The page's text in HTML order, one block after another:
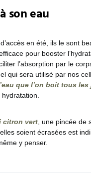
son eau
en été, ils le sont
pour booster
l’absorption par le
qui sera utilisé par nos
que l’on boit tous les
citron vert, une pincée de
soient écrasées est
y penser.